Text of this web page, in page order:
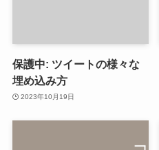
保護中: ツイートの様々な
埋め込み方
2023年10月19日